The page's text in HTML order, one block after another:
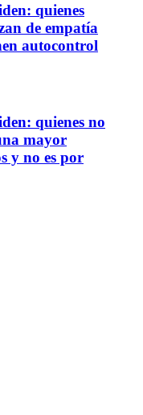
quienes
de empatía
autocontrol
quienes no
mayor
y no es por